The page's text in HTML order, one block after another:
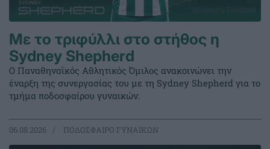
Με το τριφύλλι στο στήθος η
Sydney Shepherd
Ο Παναθηναϊκός Αθλητικός Όμιλος ανακοινώνει την
έναρξη της συνεργασίας του με τη Sydney Shepherd για το
τμήμα ποδοσφαίρου γυναικών.
06.08.2026 ΠΟΔΟΣΦΑΙΡΟ ΓΥΝΑΙΚΩΝ